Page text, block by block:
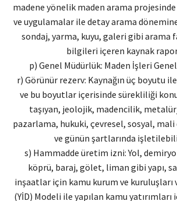
madene yönelik maden arama
ve uygulamalar ile detay arama
sondaj, yarma, kuyu, galeri gibi
bilgileri içeren kaynak
p) Genel Müdürlük: Maden İşleri
r) Görünür rezerv: Kaynağın üç boyutu
ve bu boyutlar içerisinde sürekliliği
taşıyan, jeolojik, madencilik,
pazarlama, hukuki, çevresel, sosyal,
ve günün şartlarında
s) Hammadde üretim izni: Yol,
köprü, baraj, gölet, liman gibi yapı,
inşaatlar için kamu kurum ve kuruluşları
(YİD) Modeli ile yapılan kamu